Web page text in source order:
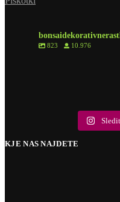
823 10.976
KJE NAS NAJDETE